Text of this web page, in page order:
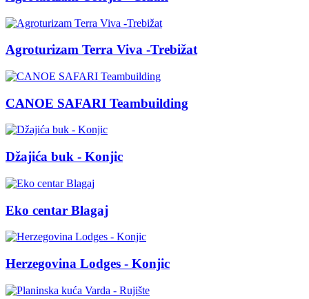
Agroturizam Terra Viva -Trebižat
CANOE SAFARI Teambuilding
Džajića buk - Konjic
Eko centar Blagaj
Herzegovina Lodges - Konjic